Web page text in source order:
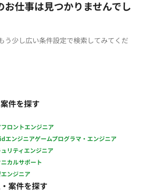
お仕事は見つかりませんでし
う少し広い条件設定で検索してみてくだ
件を探す
フロントエンジニア
エンジニアゲームプログラマ・エンジニア
リティエンジニア
カルサポート
ンジニア
案件を探す